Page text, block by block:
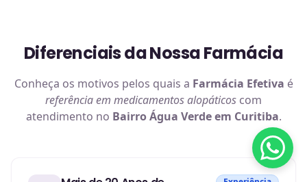
Diferenciais da Nossa Farmácia
Conheça os motivos pelos quais a Farmácia Efetiva é
referência em medicamentos alopáticos com
atendimento no Bairro Água Verde em Curitiba.